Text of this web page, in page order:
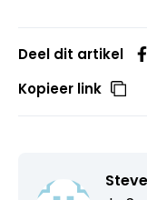
Deel dit artikel
Kopieer link